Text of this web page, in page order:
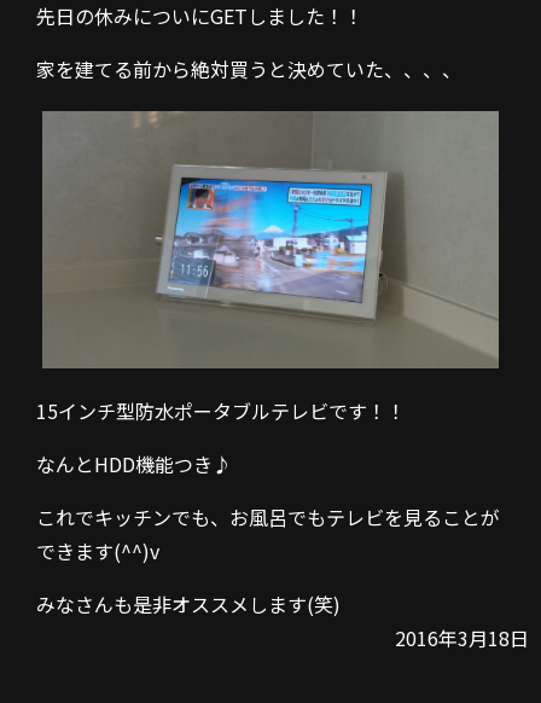
先日の休みについにGETしました！！
家を建てる前から絶対買うと決めていた、、、、
15インチ型防水ポータブルテレビです！！
なんとHDD機能つき♪
これでキッチンでも、お風呂でもテレビを見ることが
できます(^^)v
みなさんも是非オススメします(笑)
2016年3月18日